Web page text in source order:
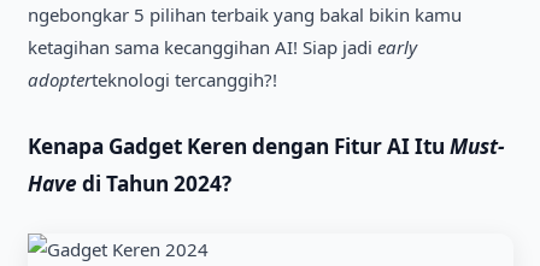
ngebongkar 5 pilihan terbaik yang bakal bikin kamu
ketagihan sama kecanggihan AI! Siap jadi early
adopterteknologi tercanggih?!
Kenapa Gadget Keren dengan Fitur AI Itu Must-
Havedi Tahun 2024?